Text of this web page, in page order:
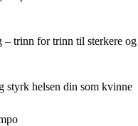
– trinn for trinn til sterkere og
styrk helsen din som kvinne